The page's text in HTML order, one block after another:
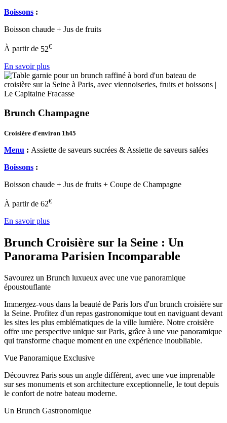
Boissons :
Boisson chaude + Jus de fruits
À partir de 52€
En savoir plus
Brunch Champagne
Croisière d'environ 1h45
Menu : Assiette de saveurs sucrées & Assiette de saveurs salées
Boissons :
Boisson chaude + Jus de fruits + Coupe de Champagne
À partir de 62€
En savoir plus
Brunch Croisière sur la Seine : Un
Panorama Parisien Incomparable
Savourez un Brunch luxueux avec une vue panoramique
époustouflante
Immergez-vous dans la beauté de Paris lors d'un brunch croisière sur
la Seine. Profitez d'un repas gastronomique tout en naviguant devant
les sites les plus emblématiques de la ville lumière. Notre croisière
offre une perspective unique sur Paris, grâce à une vue panoramique
qui transforme chaque moment en une expérience inoubliable.
Vue Panoramique Exclusive
Découvrez Paris sous un angle différent, avec une vue imprenable
sur ses monuments et son architecture exceptionnelle, le tout depuis
le confort de notre bateau moderne.
Un Brunch Gastronomique